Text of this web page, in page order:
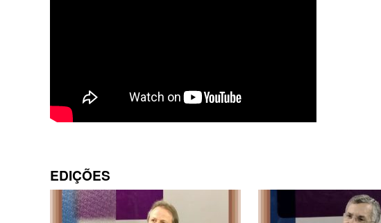
EDIÇÕES